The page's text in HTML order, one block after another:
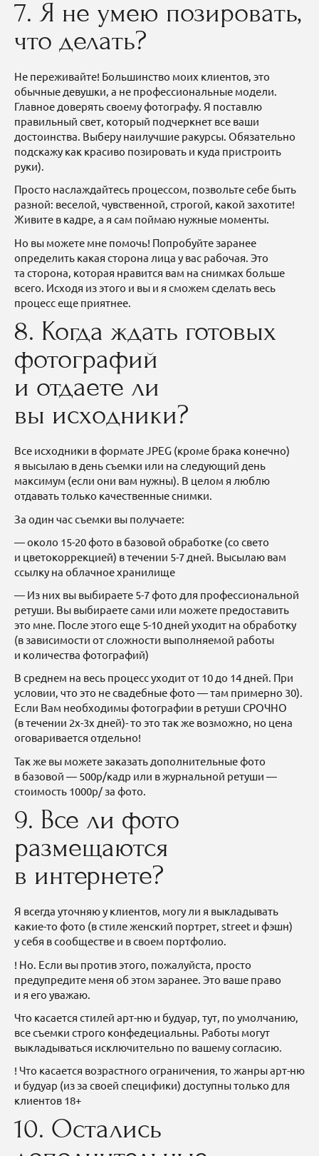
7. Я не умею позировать,
что делать?
Не переживайте! Большинство моих клиентов, это
обычные девушки, а не профессиональные модели.
Главное доверять своему фотографу. Я поставлю
правильный свет, который подчеркнет все ваши
достоинства. Выберу наилучшие ракурсы. Обязательно
подскажу как красиво позировать и куда пристроить
руки).
Просто наслаждайтесь процессом, позвольте себе быть
разной: веселой, чувственной, строгой, какой захотите!
Живите в кадре, а я сам поймаю нужные моменты.
Но вы можете мне помочь! Попробуйте заранее
определить какая сторона лица у вас рабочая. Это
та сторона, которая нравится вам на снимках больше
всего. Исходя из этого и вы и я сможем сделать весь
процесс еще приятнее.
8. Когда ждать готовых
фотографий
и отдаете ли
вы исходники?
Все исходники в формате JPEG (кроме брака конечно)
я высылаю в день съемки или на следующий день
максимум (если они вам нужны). В целом я люблю
отдавать только качественные снимки.
За один час съемки вы получаете:
— около 15-20 фото в базовой обработке (со свето
и цветокоррекцией) в течении 5-7 дней. Высылаю вам
ссылку на облачное хранилище
— Из них вы выбираете 5-7 фото для профессиональной
ретуши. Вы выбираете сами или можете предоставить
это мне. После этого еще 5-10 дней уходит на обработку
(в зависимости от сложности выполняемой работы
и количества фотографий)
В среднем на весь процесс уходит от 10 до 14 дней. При
условии, что это не свадебные фото — там примерно 30).
Если Вам необходимы фотографии в ретуши СРОЧНО
(в течении 2х-3х дней)- то это так же возможно, но цена
оговаривается отдельно!
Так же вы можете заказать дополнительные фото
в базовой — 500р/кадр или в журнальной ретуши —
стоимость 1000р/ за фото.
9. Все ли фото
размещаются
в интернете?
Я всегда уточняю у клиентов, могу ли я выкладывать
какие-то фото (в стиле женский портрет, street и фэшн)
у себя в сообществе и в своем портфолио.
! Но. Если вы против этого, пожалуйста, просто
предупредите меня об этом заранее. Это ваше право
и я его уважаю.
Что касается стилей арт-ню и будуар, тут, по умолчанию,
все съемки строго конфедециальны. Работы могут
выкладываться исключительно по вашему согласию.
! Что касается возрастного ограничения, то жанры арт-ню
и будуар (из за своей специфики) доступны только для
клиентов 18+
10. Остались